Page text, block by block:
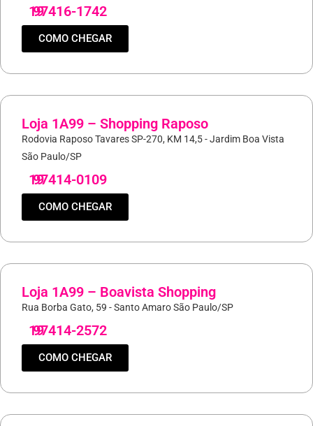
19
97416-1742
COMO CHEGAR
Loja 1A99 – Shopping Raposo
Rodovia Raposo Tavares SP-270, KM 14,5 - Jardim Boa Vista
São Paulo/SP
19
97414-0109
COMO CHEGAR
Loja 1A99 – Boavista Shopping
Rua Borba Gato, 59 - Santo Amaro São Paulo/SP
19
97414-2572
COMO CHEGAR